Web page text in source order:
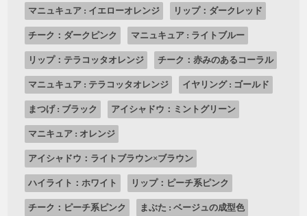
マニュキュア : イエローオレンジ リップ：ダークレッド
チーク：ダークピンク マニュキュア : ライトブルー
リップ：テラコッタオレンジ チーク：赤みのあるコーラル
マニュキュア : テラコッタオレンジ イヤリング : ゴールド
まつげ : ブラック アイシャドウ：ミントグリーン
マニキュア : オレンジ
アイシャドウ：ライトブラウン×ブラウン
ハイライト：ホワイト リップ：ピーチ系ピンク
チーク：ピーチ系ピンク まぶた : ベージュの成型色